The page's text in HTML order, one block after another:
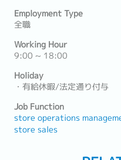
Employment Type
全職
Working Hour
9:00 ~ 18:00
Holiday
・有給休暇/法定通り付与
Job Function
store operations
store sales